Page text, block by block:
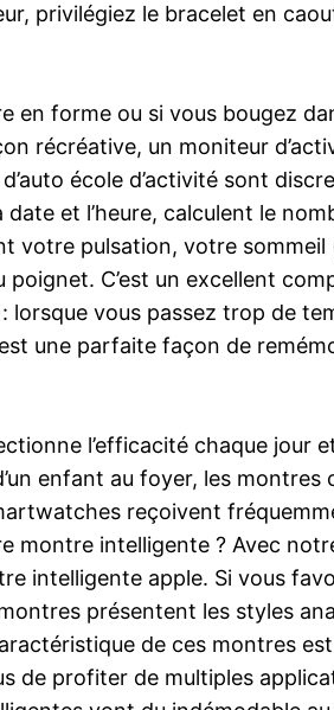
privilégiez le bracelet en
en forme ou si vous bougez
récréative, un moniteur
d’auto école d’activité sont
et l’heure, calculent le
votre pulsation, votre
poignet. C’est un excellent
lorsque vous passez trop de
une parfaite façon de
l’efficacité chaque
enfant au foyer, les
reçoivent
montre intelligente ? Avec
intelligente apple. Si vous
présentent les styles
de ces montres
de profiter de multiples